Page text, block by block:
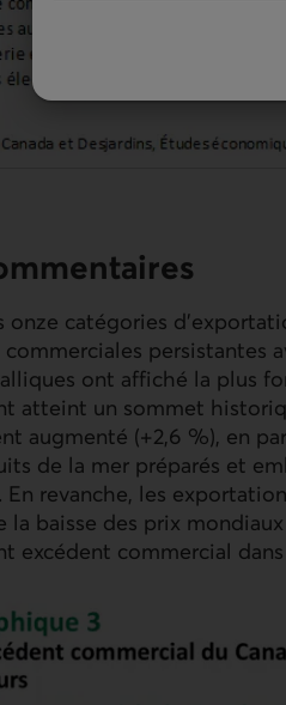
onze catégories
commerciales persistantes
ont affiché la plus
atteint un sommet
augmenté (+2,6 %), en
de la mer préparés et
En revanche, les
la baisse des prix
excédent commercial